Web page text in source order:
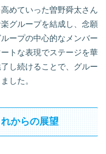
めていった曽野舜太さん
グループを結成し、念願
ープの中心的なメンバー
トな表現でステージを華
し続けることで、グルー
した。
からの展望